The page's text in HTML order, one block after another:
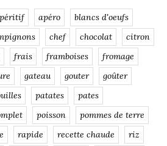
apéro
blancs d'oeufs
chef chocolat
citron
frais framboises
fromage
gateau gouter
goûter
patates
pates
poisson
pommes de terre
rapide recette chaude
riz